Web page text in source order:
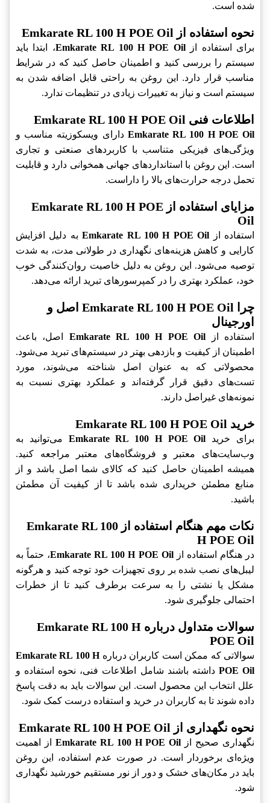
شده است.
نحوه استفاده از Emkarate RL 100 H POE Oil
برای استفاده ازEmkarate RL 100 H POE Oil، ابتدا باید
سیستم را بررسی کنید و اطمینان حاصل کنید که در شرایط
مناسب قرار دارد. این روغن به راحتی قابل اضافه شدن به
سیستم است و نیاز به تغییرات زیادی در تنظیمات ندارد.
اطلاعات فنی Emkarate RL 100 H POE Oil
Emkarate RL 100 H POE Oil دارای ویسکوزیته مناسب و
ویژگی‌های فیزیکی متناسب با کاربردهای صنعتی و تجاری
است. این روغن با استانداردهای جهانی همخوانی دارد و قابلیت
تحمل درجه حرارت‌های بالا را داراست.
مزایای استفاده از Emkarate RL 100 H POE
Oil
استفاده از Emkarate RL 100 H POE Oilبه دلیل افزایش
کارایی و کاهش هزینه‌های نگهداری در طولانی مدت، به شدت
توصیه می‌شود. این روغن به دلیل خاصیت روان‌کنندگی خوب
خود، عملکرد بهتری را در کمپرسورهای تبرید ارائه می‌دهد.
چرا Emkarate RL 100 H POE Oil اصل و
اورجینال
استفاده از Emkarate RL 100 H POE Oil اصل، باعث
اطمینان از کیفیت و بازدهی بهتر در سیستم‌های تبرید می‌شود.
محصولاتی که به عنوان اصل شناخته می‌شوند، مورد
تست‌های دقیق قرار گرفته‌اند و عملکرد بهتری نسبت به
نمونه‌های غیراصل دارند.
خرید Emkarate RL 100 H POE Oil
برای خرید Emkarate RL 100 H POE Oil می‌توانید به
وب‌سایت‌های معتبر و فروشگاه‌های معتبر مراجعه کنید.
همیشه اطمینان حاصل کنید که کالای شما اصل باشد و از
منابع مطمئن خریداری شده باشد تا از کیفیت آن مطمئن
باشید.
نکات مهم هنگام استفاده از Emkarate RL 100
H POE Oil
در هنگام استفاده ازEmkarate RL 100 H POE Oil، حتماً به
لیبل‌های نصب شده بر روی تجهیزات خود توجه کنید و هرگونه
مشکل یا نشتی را به سرعت برطرف کنید تا از خطرات
احتمالی جلوگیری شود.
سوالات متداول درباره Emkarate RL 100 H
POE Oil
سوالاتی که ممکن است کاربران دربارهEmkarate RL 100 H
POE Oil داشته باشند شامل اطلاعات فنی، نحوه استفاده و
علل انتخاب این محصول است. این سوالات باید به دقت پاسخ
داده شوند تا به کاربران در خرید و استفاده درست کمک شود.
نحوه نگهداری از Emkarate RL 100 H POE Oil
نگهداری صحیح از Emkarate RL 100 H POE Oil از اهمیت
ویژه‌ای برخوردار است. در صورت عدم استفاده، این روغن
باید در مکان‌های خشک و دور از نور مستقیم خورشید نگهداری
شود.